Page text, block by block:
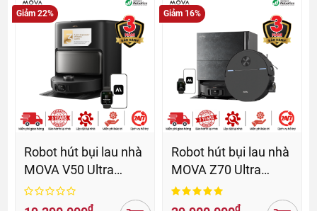
Giảm 22%
Robot hút bụi lau nhà
MOVA V50 Ultra
Complete - BH 36 Th
đ
Giảm 16%
Robot hút bụi lau nhà
MOVA Z70 Ultra
Roller - BH 36 Th
đ